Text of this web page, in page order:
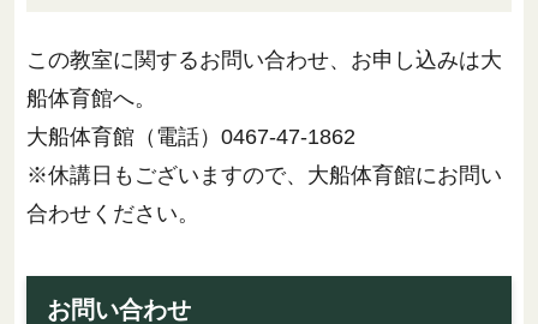
この教室に関するお問い合わせ、お申し込みは大
船体育館へ。
大船体育館（電話）0467-47-1862
※休講日もございますので、大船体育館にお問い
合わせください。
お問い合わせ